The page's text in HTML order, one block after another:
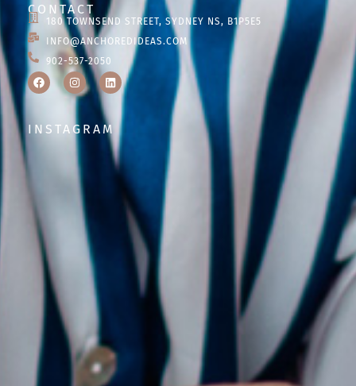
CONTACT
180 TOWNSEND STREET, SYDNEY NS, B1P5E5
INFO@ANCHOREDIDEAS.COM
902-537-2050
INSTAGRAM